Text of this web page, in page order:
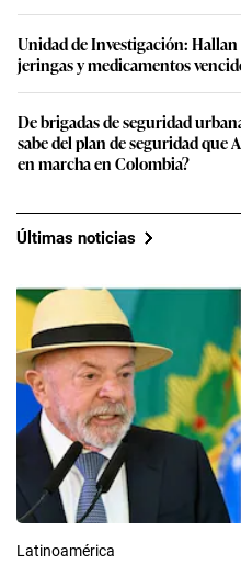
Unidad de Investigación:
jeringas y medicamentos
De brigadas de seguridad
sabe del plan de seguridad que
en marcha en Colombia?
Últimas noticias
Latinoamérica